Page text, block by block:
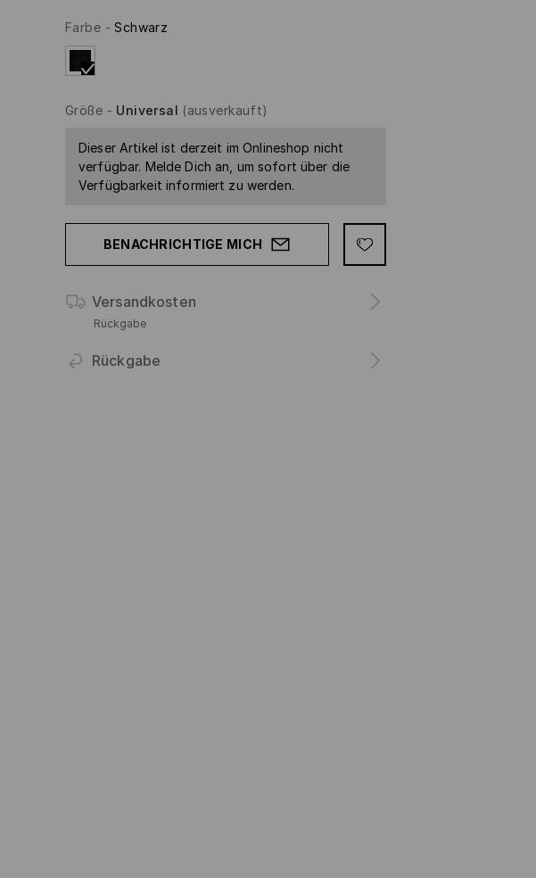
Farbe - Schwarz
Größe - Universal (ausverkauft)
Dieser Artikel ist derzeit im Onlineshop nicht
verfügbar. Melde Dich an, um sofort über die
Verfügbarkeit informiert zu werden.
BENACHRICHTIGE MICH
Versandkosten
Rückgabe
Rückgabe